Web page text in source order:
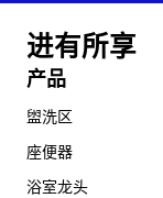
进有所享
产品
盥洗区
座便器
浴室龙头